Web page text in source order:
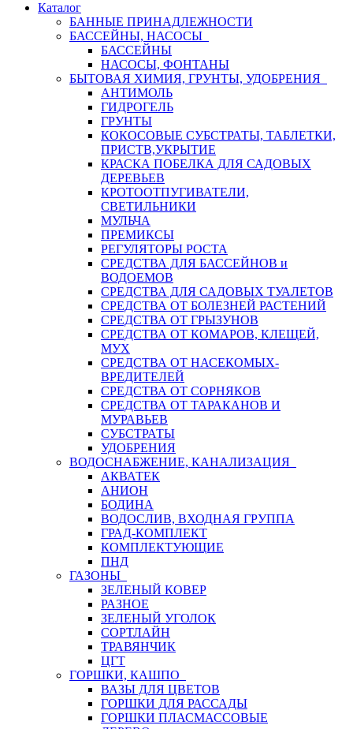
Каталог
БАННЫЕ ПРИНАДЛЕЖНОСТИ
БАССЕЙНЫ, НАСОСЫ
БАССЕЙНЫ
НАСОСЫ, ФОНТАНЫ
БЫТОВАЯ ХИМИЯ, ГРУНТЫ, УДОБРЕНИЯ
АНТИМОЛЬ
ГИДРОГЕЛЬ
ГРУНТЫ
КОКОСОВЫЕ СУБСТРАТЫ, ТАБЛЕТКИ,
ПРИСТВ,УКРЫТИЕ
КРАСКА ПОБЕЛКА ДЛЯ САДОВЫХ
ДЕРЕВЬЕВ
КРОТООТПУГИВАТЕЛИ,
СВЕТИЛЬНИКИ
МУЛЬЧА
ПРЕМИКСЫ
РЕГУЛЯТОРЫ РОСТА
СРЕДСТВА ДЛЯ БАССЕЙНОВ и
ВОДОЕМОВ
СРЕДСТВА ДЛЯ САДОВЫХ ТУАЛЕТОВ
СРЕДСТВА ОТ БОЛЕЗНЕЙ РАСТЕНИЙ
СРЕДСТВА ОТ ГРЫЗУНОВ
СРЕДСТВА ОТ КОМАРОВ, КЛЕЩЕЙ,
МУХ
СРЕДСТВА ОТ НАСЕКОМЫХ-
ВРЕДИТЕЛЕЙ
СРЕДСТВА ОТ СОРНЯКОВ
СРЕДСТВА ОТ ТАРАКАНОВ И
МУРАВЬЕВ
СУБСТРАТЫ
УДОБРЕНИЯ
ВОДОСНАБЖЕНИЕ, КАНАЛИЗАЦИЯ
АКВАТЕК
АНИОН
БОДИНА
ВОДОСЛИВ, ВХОДНАЯ ГРУППА
ГРАД-КОМПЛЕКТ
КОМПЛЕКТУЮЩИЕ
ПНД
ГАЗОНЫ
ЗЕЛЕНЫЙ КОВЕР
РАЗНОЕ
ЗЕЛЕНЫЙ УГОЛОК
СОРТЛАЙН
ТРАВЯНЧИК
ЦГТ
ГОРШКИ, КАШПО
ВАЗЫ ДЛЯ ЦВЕТОВ
ГОРШКИ ДЛЯ РАССАДЫ
ГОРШКИ ПЛАСМАССОВЫЕ